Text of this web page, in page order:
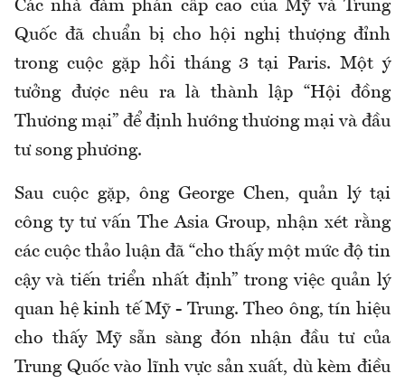
Các nhà đàm phán cấp cao của Mỹ và Trung
Quốc đã chuẩn bị cho hội nghị thượng đỉnh
trong cuộc gặp hồi tháng 3 tại Paris. Một ý
tưởng được nêu ra là thành lập “Hội đồng
Thương mại” để định hướng thương mại và đầu
tư song phương.
Sau cuộc gặp, ông George Chen, quản lý tại
công ty tư vấn The Asia Group, nhận xét rằng
các cuộc thảo luận đã “cho thấy một mức độ tin
cậy và tiến triển nhất định” trong việc quản lý
quan hệ kinh tế Mỹ - Trung. Theo ông, tín hiệu
cho thấy Mỹ sẵn sàng đón nhận đầu tư của
Trung Quốc vào lĩnh vực sản xuất, dù kèm điều